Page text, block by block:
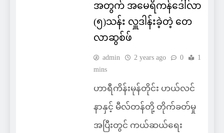
အတွက် အမေရိကန်ဒေါ်လာ
(၅)သန်း လှူဒါန်းခဲ့တဲ့ တေ
လာဆွစ်ဖ်
admin 2 years ago 0
1
mins
ဟာရီကိန်းမုန်တိုင်း ဟယ်လင်
နာနှင့် မီလ်တန်တို့ တိုက်ခတ်မှု
အပြီးတွင် ကယ်ဆယ်ရေး